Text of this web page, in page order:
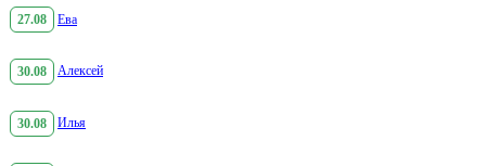
27.08 Ева
30.08 Алексей
30.08 Илья